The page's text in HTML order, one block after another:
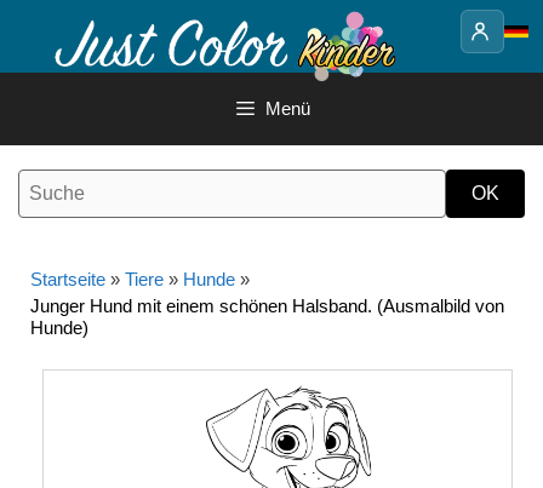
Inhalt
Menü
Startseite » Tiere » Hunde »
Junger Hund mit einem schönen Halsband. (Ausmalbild von
Hunde)